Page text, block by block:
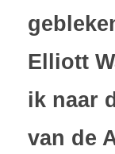
Elliott
ik naar
van de